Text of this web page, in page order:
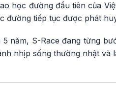
học đường đầu tiên của
đường tiếp tục được phát
năm, S-Race đang từng
nhịp sống thường nhật và